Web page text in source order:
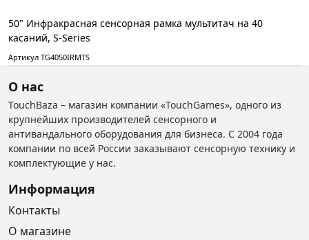
50" Инфракрасная сенсорная рамка мультитач на 40
касаний, S-Series
Артикул TG4050IRMTS
О нас
TouchBaza – магазин компании «TouchGames», одного из
крупнейших производителей сенсорного и
антивандального оборудования для бизнеса. С 2004 года
компании по всей России заказывают сенсорную технику и
комплектующие у нас.
Информация
Контакты
О магазине